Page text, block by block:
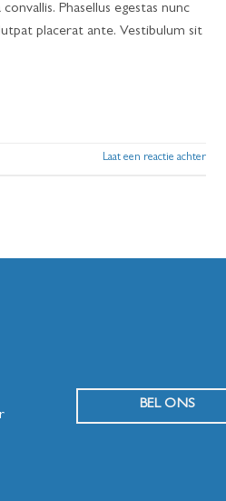
Phasellus egestas nunc
placerat ante. Vestibulum sit
Laat een reactie achter
BEL ONS